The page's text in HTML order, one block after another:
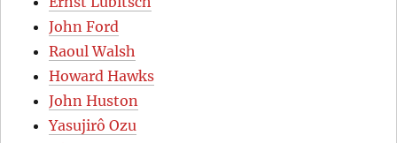
John Ford
Raoul Walsh
Howard Hawks
John Huston
Yasujirô Ozu